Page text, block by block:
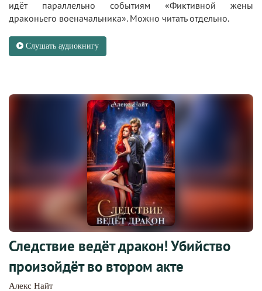
идёт параллельно событиям «Фиктивной жены
драконьего военачальника». Можно читать отдельно.
Слушать аудиокнигу
Следствие ведёт дракон! Убийство
произойдёт во втором акте
Алекс Найт